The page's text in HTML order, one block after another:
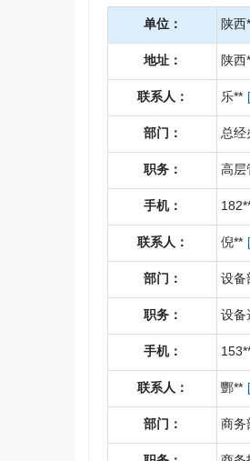
单位： 陕西
地址： 陕西
联系人： 乐**
部门： 总经
职务： 高层
手机：
联系人： 倪**
部门： 设备
职务： 设备
手机：
联系人： 酆**
部门： 商务